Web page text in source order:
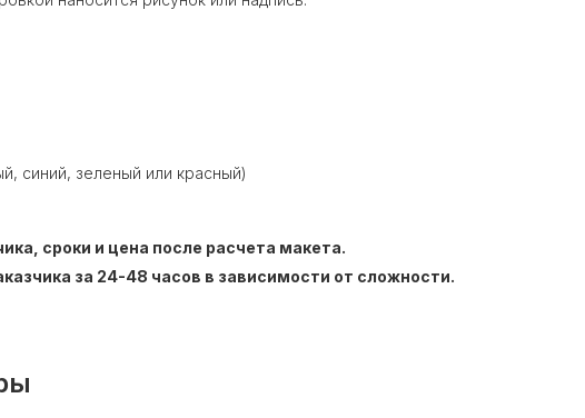
синий, зеленый или красный)
сроки и цена после расчета макета.
за 24-48 часов в зависимости от сложности.